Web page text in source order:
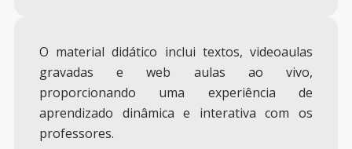
O material didático inclui textos, videoaulas
gravadas e web aulas ao vivo,
proporcionando uma experiência de
aprendizado dinâmica e interativa com os
professores.